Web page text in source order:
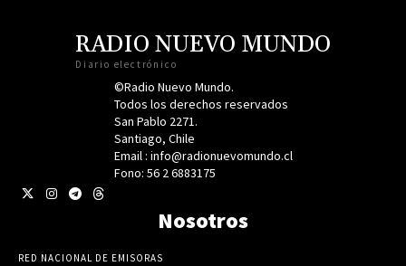
RADIO NUEVO MUNDO
Diario electrónico
©Radio Nuevo Mundo.
Todos los derechos reservados
San Pablo 2271.
Santiago, Chile
Email : info@radionuevomundo.cl
Fono: 56 2 6883175
Nosotros
RED NACIONAL DE EMISORAS